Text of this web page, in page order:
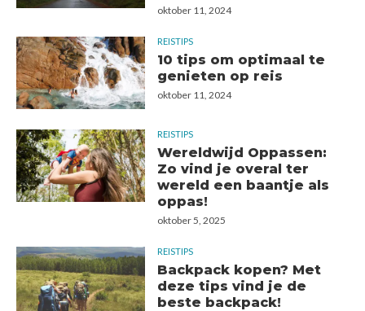
oktober 11, 2024
REISTIPS
10 tips om optimaal te
genieten op reis
oktober 11, 2024
REISTIPS
Wereldwijd Oppassen:
Zo vind je overal ter
wereld een baantje als
oppas!
oktober 5, 2025
REISTIPS
Backpack kopen? Met
deze tips vind je de
beste backpack!